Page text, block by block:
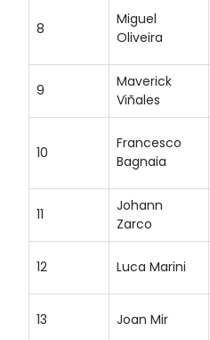
8
Miguel
Oliveira
9
Maverick
Viñales
10
Francesco
Bagnaia
11
Johann
Zarco
12 Luca Marini
13 Joan Mir